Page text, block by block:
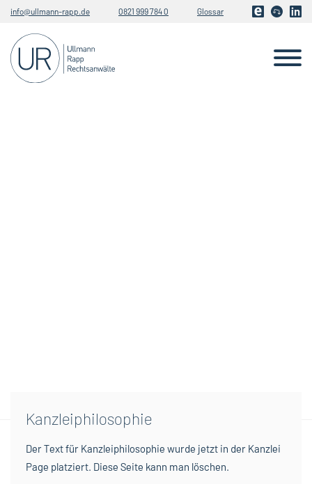
info@ullmann-rapp.de 0821 999 784 0 Glossar
Kanzleiphilosophie
Der Text für Kanzleiphilosophie wurde jetzt in der Kanzlei
Page platziert. Diese Seite kann man löschen.